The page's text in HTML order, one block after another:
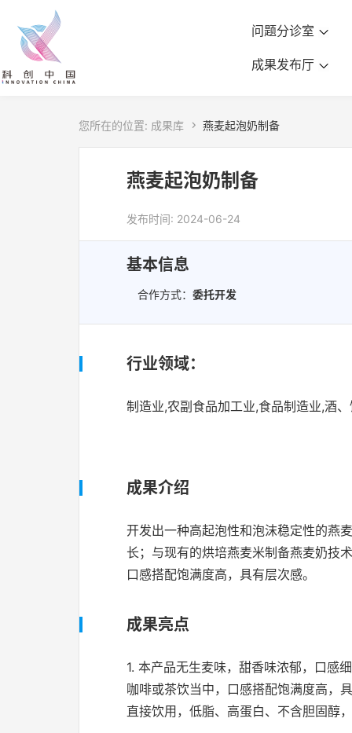
问题分诊室
成果发布厅
您所在的位置: 成果库  燕麦起泡奶制备
燕麦起泡奶制备
发布时间: 2024-06-24
基本信息
合作方式： 委托开发
行业领域：
制造业,农副食品加工业,食品制造业,酒
成果介绍
开发出一种高起泡性和泡沫稳定性的燕
长；与现有的烘培燕麦米制备燕麦奶技
口感搭配饱满度高，具有层次感。
成果亮点
1. 本产品无生麦味，甜香味浓郁，口感
咖啡或茶饮当中，口感搭配饱满度高，
直接饮用，低脂、高蛋白、不含胆固醇